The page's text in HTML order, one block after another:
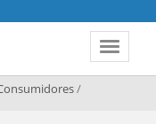
Toggle
/